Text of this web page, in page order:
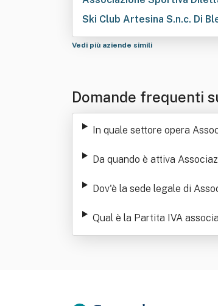
Ski Club Artesina S.n.c. Di
Vedi più aziende simili
Domande frequenti
In quale settore opera
Da quando è attiva
Dov'è la sede legale di
Qual è la Partita IVA